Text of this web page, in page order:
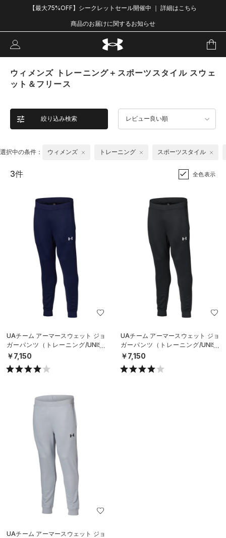
【最大75%OFF】シークレットセール開催中 ｜ 詳細はこちら
商品のお届けに関するお知らせ
ウィメンズ トレーニング＋スポーツスタイル スウェ
ット＆フリース
絞り込み検索 レビュー良い順
選択中の条件： ウィメンズ トレーニング スポーツスタイル
3件 全色表示
UAチーム アーマースウェット ジョ
ガーパンツ（トレーニング/UNISE
X）
￥7,150
UAチーム アーマースウェット ジョ
ガーパンツ（トレーニング/UNISE
X）
￥7,150
UAチーム アーマースウェット ジョ